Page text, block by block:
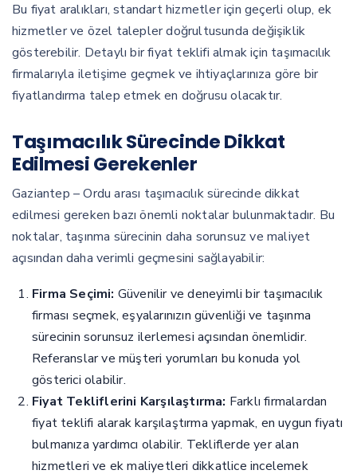
Bu fiyat aralıkları, standart hizmetler için geçerli olup, ek
hizmetler ve özel talepler doğrultusunda değişiklik
gösterebilir. Detaylı bir fiyat teklifi almak için taşımacılık
firmalarıyla iletişime geçmek ve ihtiyaçlarınıza göre bir
fiyatlandırma talep etmek en doğrusu olacaktır.
Taşımacılık Sürecinde Dikkat
Edilmesi Gerekenler
Gaziantep – Ordu arası taşımacılık sürecinde dikkat
edilmesi gereken bazı önemli noktalar bulunmaktadır. Bu
noktalar, taşınma sürecinin daha sorunsuz ve maliyet
açısından daha verimli geçmesini sağlayabilir:
Firma Seçimi: Güvenilir ve deneyimli bir taşımacılık
firması seçmek, eşyalarınızın güvenliği ve taşınma
sürecinin sorunsuz ilerlemesi açısından önemlidir.
Referanslar ve müşteri yorumları bu konuda yol
gösterici olabilir.
Fiyat Tekliflerini Karşılaştırma: Farklı firmalardan
fiyat teklifi alarak karşılaştırma yapmak, en uygun fiyatı
bulmanıza yardımcı olabilir. Tekliflerde yer alan
hizmetleri ve ek maliyetleri dikkatlice incelemek